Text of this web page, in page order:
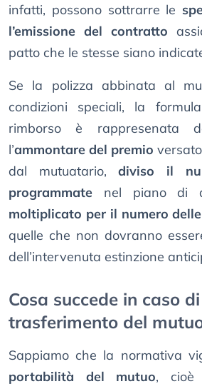
infatti, possono sottrarre le
l’emissione del contratto
patto che le stesse siano
Se la polizza abbinata al
condizioni speciali, la
rimborso è rappresenata
l’ammontare del premio
dal mutuatario,diviso il
programmate nel piano di
moltiplicato per il numero
quelle che non dovranno
dell’intervenuta estinzione
Cosa succede in caso di
trasferimento del
Sappiamo che la normativa
portabilità del mutuo, cioè